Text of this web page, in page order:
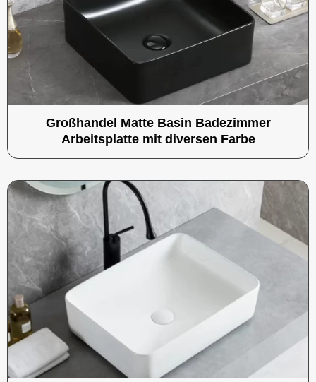
Großhandel Matte Basin Badezimmer
Arbeitsplatte mit diversen Farbe